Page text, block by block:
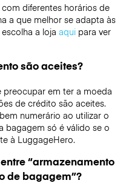
diferentes horários de
a que melhor se adapta às
a loja aquipara ver
são aceites?
preocupar em ter a moeda
de crédito são aceites.
numerário ao utilizar o
bagagem só é válido se o
à LuggageHero.
“armazenamento
de bagagem”?